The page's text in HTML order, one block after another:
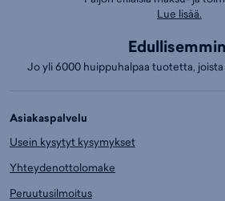
Lue lisää.
Jo yli 6000 huippuhalpaa tuotetta, joista
Asiakaspalvelu
Usein kysytyt kysymykset
Yhteydenottolomake
Peruutusilmoitus